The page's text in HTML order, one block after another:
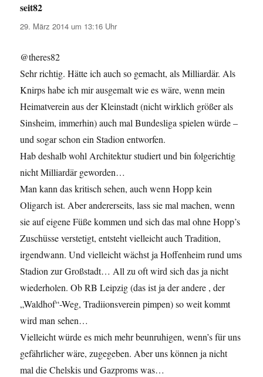
seit82
29. März 2014 um 13:16 Uhr
@theres82
Sehr richtig. Hätte ich auch so gemacht, als Milliardär. Als
Knirps habe ich mir ausgemalt wie es wäre, wenn mein
Heimatverein aus der Kleinstadt (nicht wirklich größer als
Sinsheim, immerhin) auch mal Bundesliga spielen würde –
und sogar schon ein Stadion entworfen.
Hab deshalb wohl Architektur studiert und bin folgerichtig
nicht Milliardär geworden…
Man kann das kritisch sehen, auch wenn Hopp kein
Oligarch ist. Aber andererseits, lass sie mal machen, wenn
sie auf eigene Füße kommen und sich das mal ohne Hopp’s
Zuschüsse verstetigt, entsteht vielleicht auch Tradition,
irgendwann. Und vielleicht wächst ja Hoffenheim rund ums
Stadion zur Großstadt… All zu oft wird sich das ja nicht
wiederholen. Ob RB Leipzig (das ist ja der andere , der
„Waldhof“-Weg, Tradiionsverein pimpen) so weit kommt
wird man sehen…
Vielleicht würde es mich mehr beunruhigen, wenn’s für uns
gefährlicher wäre, zugegeben. Aber uns können ja nicht
mal die Chelskis und Gazproms was…